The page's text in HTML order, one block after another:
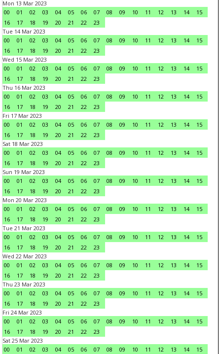
Mon 13 Mar 2023
00
01 02 03 04 05 06 07 08 09 10 11 12 13 14
15
16
17 18 19 20 21 22
23
Tue 14 Mar 2023
00
01 02 03 04 05 06 07 08 09 10 11 12 13 14
15
16
17 18 19 20 21 22
23
Wed 15 Mar 2023
00
01 02 03 04 05 06 07 08 09 10 11 12 13 14
15
16
17 18 19 20 21 22
23
Thu 16 Mar 2023
00
01 02 03 04 05 06 07 08 09 10 11 12 13 14
15
16
17 18 19 20 21 22
23
Fri 17 Mar 2023
00
01 02 03 04 05 06 07 08 09 10 11 12 13 14
15
16
17 18 19 20 21 22
23
Sat 18 Mar 2023
00
01 02 03 04 05 06 07 08 09 10 11 12 13 14
15
16
17 18 19 20 21 22
23
Sun 19 Mar 2023
00
01 02 03 04 05 06 07 08 09 10 11 12 13 14
15
16
17 18 19 20 21 22
23
Mon 20 Mar 2023
00
01 02 03 04 05 06 07 08 09 10 11 12 13 14
15
16
17 18 19 20 21 22
23
Tue 21 Mar 2023
00
01 02 03 04 05 06 07 08 09 10 11 12 13 14
15
16
17 18 19 20 21 22
23
Wed 22 Mar 2023
00
01 02 03 04 05 06 07 08 09 10 11 12 13 14
15
16
17 18 19 20 21 22
23
Thu 23 Mar 2023
00
01 02 03 04 05 06 07 08 09 10 11 12 13 14
15
16
17 18 19 20 21 22
23
Fri 24 Mar 2023
00
01 02 03 04 05 06 07 08 09 10 11 12 13 14
15
16
17 18 19 20 21 22
23
Sat 25 Mar 2023
00
01 02 03 04 05 06 07 08 09 10 11 12 13 14
15